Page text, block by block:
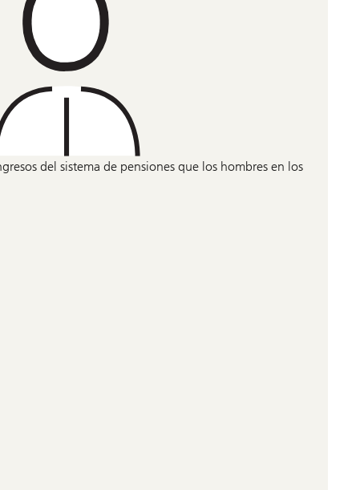
del sistema de pensiones que los hombres en los